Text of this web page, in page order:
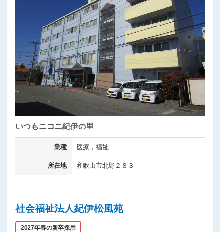
いつもニコニ紀伊の里
業種 医療，福祉
所在地 和歌山市北野２８３
社会福祉法人紀伊松風苑
2027年春の新卒採用